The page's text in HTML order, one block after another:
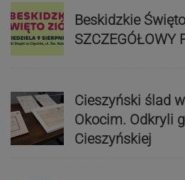
Beskidzkie
SZCZEGÓŁOWY
Cieszyński ślad
Okocim. Odkryli
Cieszyńskiej